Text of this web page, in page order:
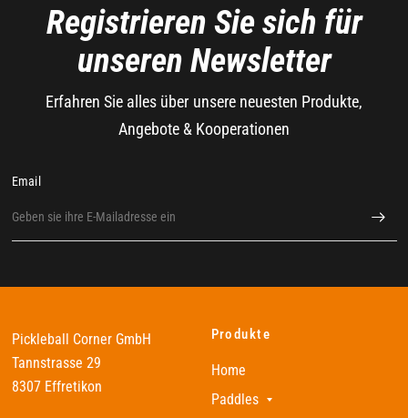
Registrieren Sie sich für
unseren Newsletter
Erfahren Sie alles über unsere neuesten Produkte,
Angebote & Kooperationen
Email
Pickleball Corner GmbH
Tannstrasse 29
8307 Effretikon
Produkte
Home
Paddles